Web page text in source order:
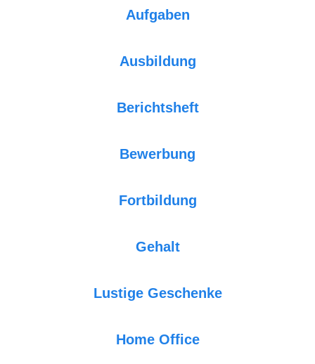
Aufgaben
Ausbildung
Berichtsheft
Bewerbung
Fortbildung
Gehalt
Lustige Geschenke
Home Office